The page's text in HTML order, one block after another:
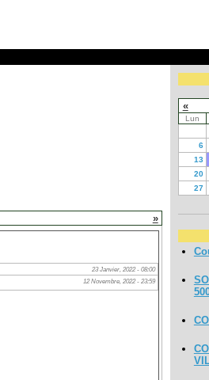
»
23 Janvier, 2022 - 08:00
12 Novembre, 2022 - 23:59
«
Lun
6
13
20
27